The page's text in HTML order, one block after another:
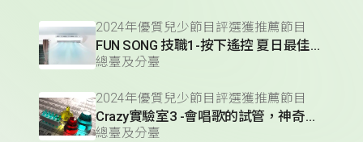
2024年優質兒少節目評選獲推薦節目
FUN SONG 技職1-按下遙控 夏日最佳陪伴
總臺及分臺
2024年優質兒少節目評選獲推薦節目
Crazy實驗室3 -會唱歌的試管，神奇的熱聲效應
總臺及分臺